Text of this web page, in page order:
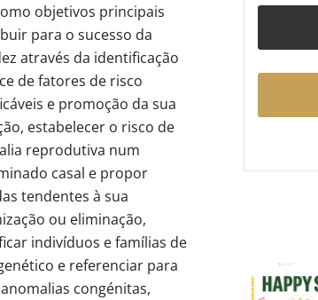
objetivos principais
para o sucesso da
através da identificação
de fatores de risco
e promoção da sua
estabelecer o risco de
reprodutiva num
casal e propor
tendentes à sua
ou eliminação,
indivíduos e famílias de
e referenciar para
congénitas,